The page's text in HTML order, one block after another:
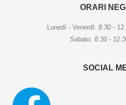
ORARI
Lunedí - Venerdí: 8.30 -
Sabato: 8.30 -
SOCIAL